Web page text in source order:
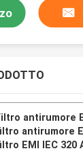
antirumore
antirumore
EMI IEC 320